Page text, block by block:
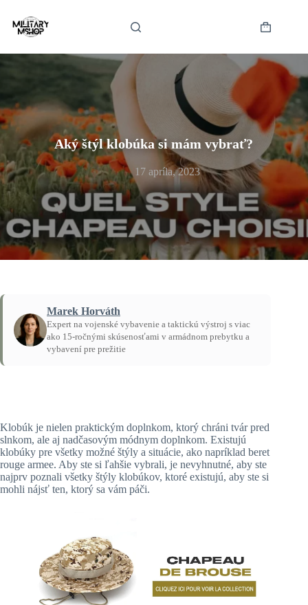
content
Shopping
Aký štýl klobúka si mám vybrať?
17 apríla, 2023
Marek Horváth
Expert na vojenské vybavenie a taktickú výstroj s viac
ako 15-ročnými skúsenosťami v armádnom prebytku a
vybavení pre prežitie
Klobúk je nielen praktickým doplnkom, ktorý chráni tvár pred
slnkom, ale aj nadčasovým módnym doplnkom. Existujú
klobúky pre všetky možné štýly a situácie, ako napríklad beret
rouge armee. Aby ste si ľahšie vybrali, je nevyhnutné, aby ste
najprv poznali všetky štýly klobúkov, ktoré existujú, aby ste si
mohli nájsť ten, ktorý sa vám páči.